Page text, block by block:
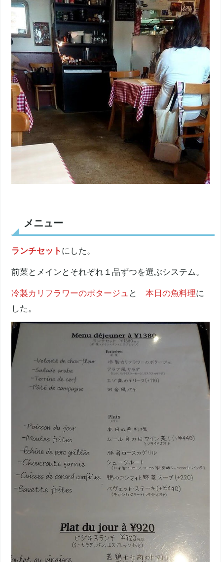
メニュー
ランチセット にした。
前菜とメインとそれぞれ１品ずつを選ぶシステム。
冷製カリフラワーのポタージュ と本日の魚料理に
した。